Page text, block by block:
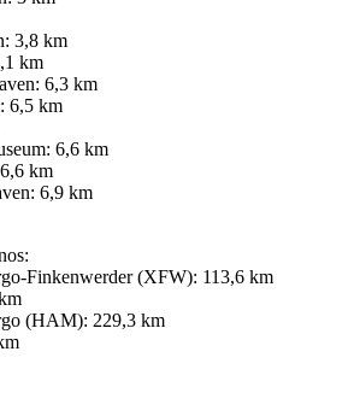
3,8 km
km
6,3 km
6,5 km
6,6 km
km
6,9 km
Finkenwerder (XFW): 113,6 km
(HAM): 229,3 km